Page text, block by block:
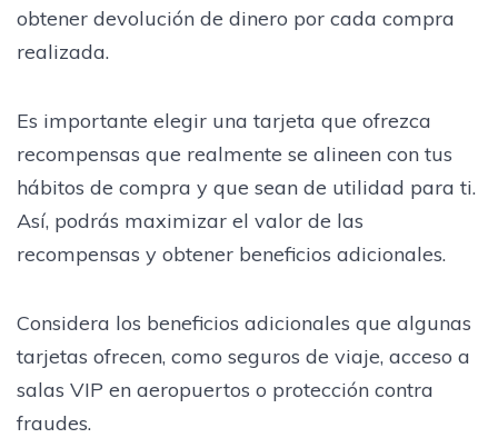
obtener devolución de dinero por cada compra
realizada.
Es importante elegir una tarjeta que ofrezca
recompensas que realmente se alineen con tus
hábitos de compra y que sean de utilidad para ti.
Así, podrás maximizar el valor de las
recompensas y obtener beneficios adicionales.
Considera los beneficios adicionales que algunas
tarjetas ofrecen, como seguros de viaje, acceso a
salas VIP en aeropuertos o protección contra
fraudes.